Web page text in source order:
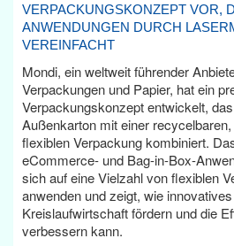
VERPACKUNGSKONZEPT VOR,
ANWENDUNGEN DURCH
VEREINFACHT
Mondi, ein weltweit führender
Verpackungen und Papier, hat ein
Verpackungskonzept entwickelt,
Außenkarton mit einer
flexiblen Verpackung kombiniert.
eCommerce- und Bag-in-Box-
sich auf eine Vielzahl von flexiblen
anwenden und zeigt, wie
Kreislaufwirtschaft fördern und die
verbessern kann.